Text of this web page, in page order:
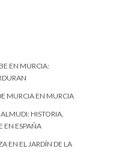
EN MURCIA:
MURCIA EN MURCIA
HISTORIA,
EN ESPAÑA
EN EL JARDÍN DE LA